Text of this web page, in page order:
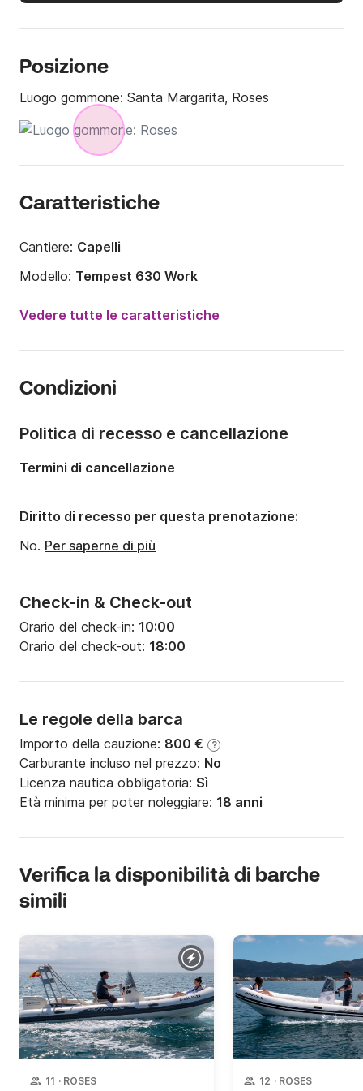
Posizione
Luogo gommone: Santa Margarita, Roses
Caratteristiche
Cantiere: Capelli
Modello: Tempest 630 Work
150CV
Portata massima persone:
Vedere tutte le caratteristiche
Condizioni
Check-in & Check-out
Orario del check-in: 10:00
Orario del check-out: 18:00
Le regole della barca
Importo della cauzione: 800 € ?
Carburante incluso nel prezzo: No
Licenza nautica obbligatoria: Sì
Età minima per poter noleggiare: 18 anni
Politica di recesso e cancellazione
Termini di cancellazione
Diritto di recesso per questa prenotazione:
No. Per saperne di più
Verifica la disponibilità di barche
simili
11 · ROSES 12 · ROSES